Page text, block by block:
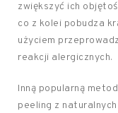
zwiększyć ich
co z kolei pobudza
użyciem
reakcji alergicznych.
Inną popularną
peeling z